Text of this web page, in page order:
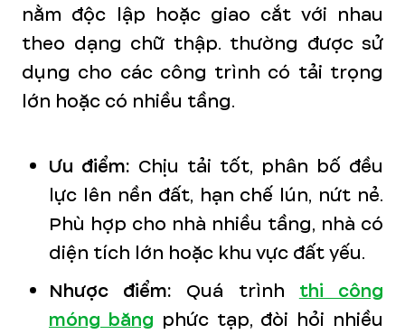
nằm độc lập hoặc giao cắt với nhau
theo dạng chữ thập. thường được sử
dụng cho các công trình có tải trọng
lớn hoặc có nhiều tầng.
Ưu điểm: Chịu tải tốt, phân bố đều
lực lên nền đất, hạn chế lún, nứt nẻ.
Phù hợp cho nhà nhiều tầng, nhà có
diện tích lớn hoặc khu vực đất yếu.
Nhược điểm: Quá trình thi công
móng băng phức tạp, đòi hỏi nhiều